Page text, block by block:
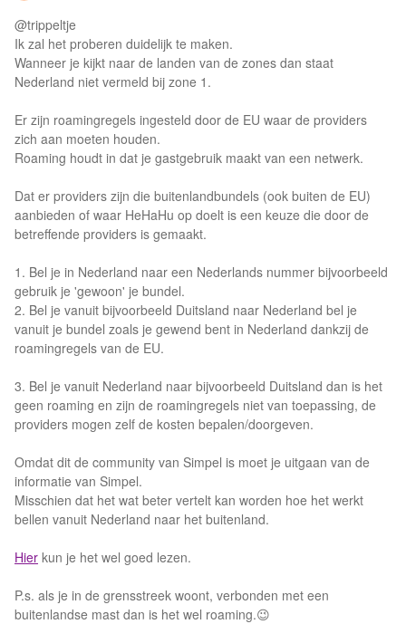
@trippeltje
Ik zal het proberen duidelijk te maken.
Wanneer je kijkt naar de landen van de zones dan staat
Nederland niet vermeld bij zone 1.
Er zijn roamingregels ingesteld door de EU waar de providers
zich aan moeten houden.
Roaming houdt in dat je gastgebruik maakt van een netwerk.
Dat er providers zijn die buitenlandbundels (ook buiten de EU)
aanbieden of waar HeHaHu op doelt is een keuze die door de
betreffende providers is gemaakt.
1. Bel je in Nederland naar een Nederlands nummer bijvoorbeeld
gebruik je 'gewoon' je bundel.
2. Bel je vanuit bijvoorbeeld Duitsland naar Nederland bel je
vanuit je bundel zoals je gewend bent in Nederland dankzij de
roamingregels van de EU.
3. Bel je vanuit Nederland naar bijvoorbeeld Duitsland dan is het
geen roaming en zijn de roamingregels niet van toepassing, de
providers mogen zelf de kosten bepalen/doorgeven.
Omdat dit de community van Simpel is moet je uitgaan van de
informatie van Simpel.
Misschien dat het wat beter vertelt kan worden hoe het werkt
bellen vanuit Nederland naar het buitenland.
Hier kun je het wel goed lezen.
P.s. als je in de grensstreek woont, verbonden met een
buitenlandse mast dan is het wel roaming.😉